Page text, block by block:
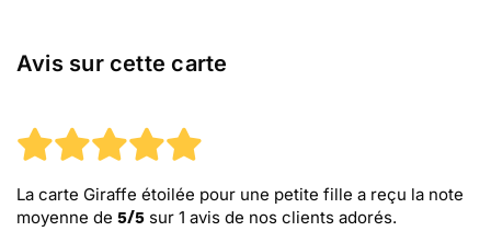
Avis sur cette carte
La carte Giraffe étoilée pour une petite fille a reçu la note
moyenne de 5/5 sur 1 avis de nos clients adorés.